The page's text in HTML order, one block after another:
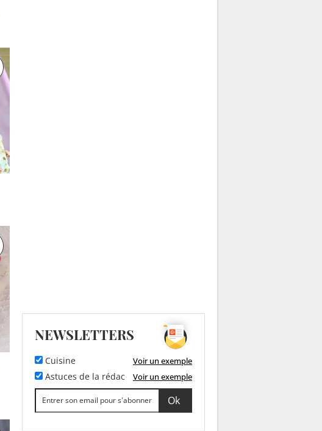
NEWSLETTERS
Cuisine Voir un exemple
Astuces de la rédac Voir un exemple